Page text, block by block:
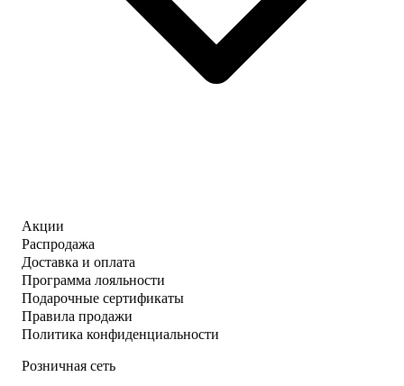
Акции
Распродажа
Доставка и оплата
Программа лояльности
Подарочные сертификаты
Правила продажи
Политика конфиденциальности
Розничная сеть